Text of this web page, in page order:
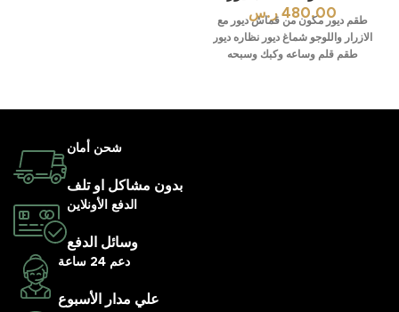
480.00 ر.س
طقم ديور مكون من قماش ديور مع
الازرار واللوجو شماغ ديور نظاره ديور
طقم قلم وساعه وكبك وسبحه
شحن أمان
بدون مشاكل او تلف
الدفع الأونلاين
وسائل الدفع
دعم 24 ساعة
علي مدار الأسبوع